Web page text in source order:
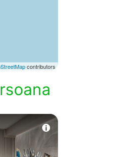
contributors